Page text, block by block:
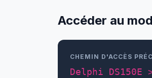
Accéder au
CHEMIN D'ACCÈS
Delphi